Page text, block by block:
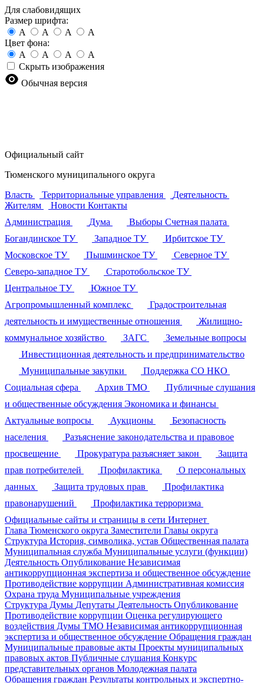
Для слабовидящих
Размер шрифта:
A
A A
A
Цвет фона:
A
A A
A
Скрыть изображения
Обычная версия
Официальный сайт
Тюменского муниципального округа
Власть
Территориальные управления
Деятельность
Жителям
Новости Контакты
Администрация
Дума Выборы Счетная палата
Богандинское ТУ
Западное ТУ
Ирбитское ТУ
Московское ТУ
Пышминское ТУ
Северное ТУ
Северо-западное ТУ
Старотобольское ТУ
Центральное ТУ
Южное ТУ
Агропромышленный комплекс
Градостроительная
деятельность и имущественные отношения
Жилищно-
коммунальное хозяйство
ЗАГС
Земельные вопросы
Инвестиционная деятельность и предпринимательство
Муниципальные закупки
Поддержка СО НКО
Социальная сфера
Архив ТМО
Публичные слушания
и общественные обсуждения Экономика и финансы
Актуальные вопросы
Аукционы
Безопасность
населения
Разъяснение законодательства и правовое
просвещение
Прокуратура разъясняет закон
Защита
прав потребителей
Профилактика
О персональных
данных
Защита трудовых прав
Профилактика
правонарушений
Профилактика терроризма
Официальные сайты и страницы в сети Интернет
Глава Тюменского округа Заместители Главы округа
Структура История, символика, устав Общественная палата
Муниципальная служба Муниципальные услуги (функции)
Деятельность Опубликование Независимая
антикоррупционная экспертиза и общественное обсуждение
Противодействие коррупции Административная комиссия
Охрана труда Муниципальные учреждения
Структура Думы Депутаты Деятельность Опубликование
Противодействие коррупции Оценка регулирующего
воздействия Думы ТМО Независимая антикоррупционная
экспертиза и общественное обсуждение Обращения граждан
Муниципальные правовые акты Проекты муниципальных
правовых актов Публичные слушания Конкурс
представительных органов Молодежная палата
Обращения граждан Результаты контрольных и экспертно-